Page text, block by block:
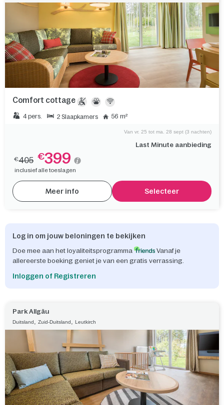
Comfort cottage
4 pers. 2 Slaapkamers 56 m²
Last Minute aanbieding
Van vr. 25 tot ma. 28 sept (3 nachten)
€405 €399
inclusief alle toeslagen
Meer info Selecteer
Log in om jouw beloningen te bekijken
Doe mee aan het loyaliteitsprogramma
Vanaf je
allereerste boeking geniet je van een gratis verrassing.
Inloggen of Registreren
Park Allgäu
Duitsland Zuid-Duitsland Leutkirch